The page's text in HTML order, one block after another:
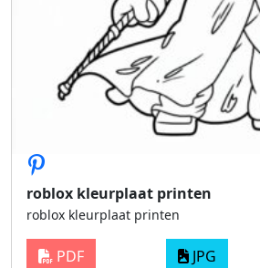
roblox kleurplaat printen
roblox kleurplaat printen
PDF JPG